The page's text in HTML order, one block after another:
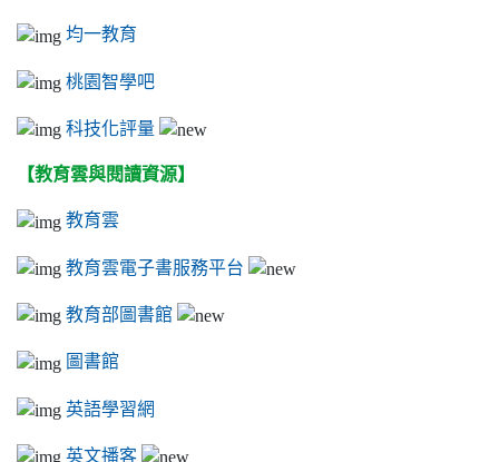
均一教育
桃園智學吧
科技化評量
【教育雲與閱讀資源】
教育雲
教育雲電子書服務平台
教育部圖書館
圖書館
英語學習網
英文播客